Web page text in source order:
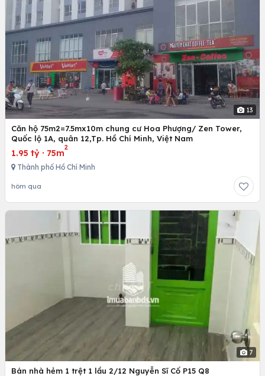
13
Căn hộ 75m2=7.5mx10m chung cư Hoa Phượng/ Zen Tower,
Quốc lộ 1A, quân 12,Tp. Hồ Chí Minh, Việt Nam
1.95 tỷ · 75m
2
Thành phố Hồ Chí Minh
hôm qua
7
Bán nhà hẻm 1 trệt 1 lầu 2/12 Nguyễn Sĩ Cố P15 Q8